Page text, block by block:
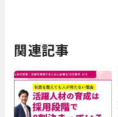
関連記事